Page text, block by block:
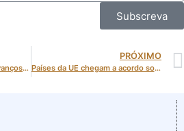
Subscreva
Relatório da ONU mostra avanços nas metas climáticas, mas alerta: ainda estamos longe de 1,5°C
PRÓXIMO
Países da UE chegam a acordo sobre meta climática para 2040 em véspera da COP30